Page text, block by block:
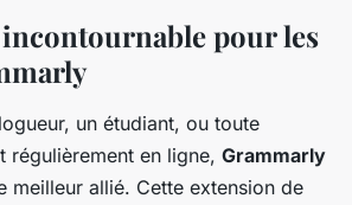
incontournable pour les
un étudiant, ou toute
régulièrement en ligne, Grammarly
meilleur allié. Cette extension de